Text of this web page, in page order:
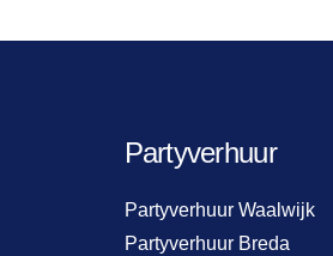
Partyverhuur
Partyverhuur Waalwijk
Partyverhuur Breda